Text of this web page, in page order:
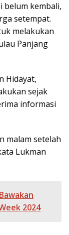
belum kembali,
setempat.
melakukan
Panjang
Hidayat,
sejak
informasi
malam setelah
Lukman
2024